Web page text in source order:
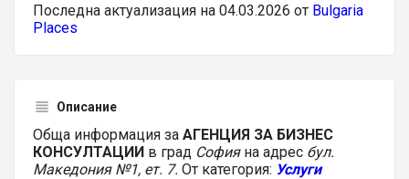
Последна актуализация на 04.03.2026 от Bulgaria
Places
Описание
Обща информация за АГЕНЦИЯ ЗА БИЗНЕС
КОНСУЛТАЦИИ в град София на адрес бул.
Македония №1, ет. 7. От категория: Услуги